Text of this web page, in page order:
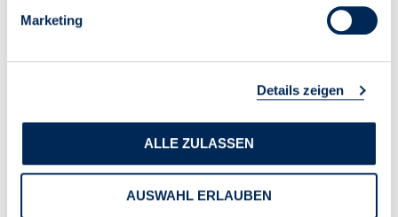
Marketing
Details zeigen
ALLE ZULASSEN
AUSWAHL ERLAUBEN